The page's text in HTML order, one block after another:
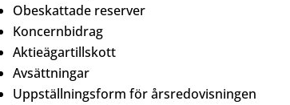
Obeskattade reserver
Koncernbidrag
Aktieägartillskott
Avsättningar
Uppställningsform för årsredovisningen